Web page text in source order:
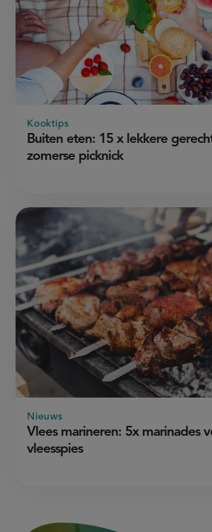
Buiten eten: 15 x lekkere
zomerse picknick
Kooktips
Vlees marineren: 5x marinades
vleesspies
Nieuws